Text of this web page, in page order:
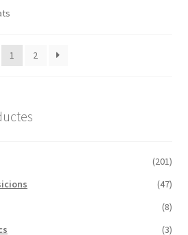
1 2
(201)
(47)
(8)
(3)